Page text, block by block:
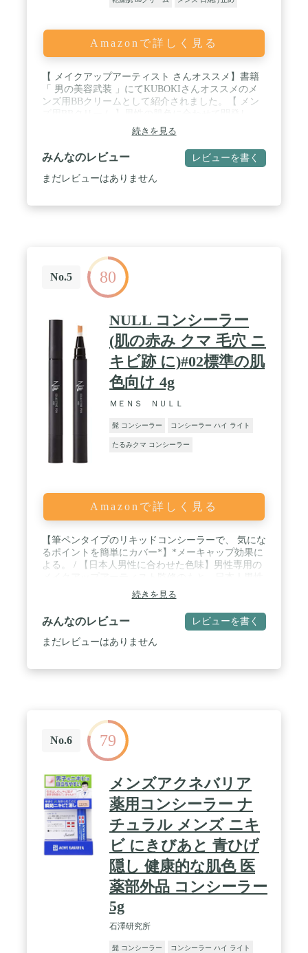
Amazonで詳しく見る
【 メイクアップアーティスト さんオススメ】書籍
「 男の美容武装 」にてKUBOKIさんオススメのメ
ンズ用BBクリームとして紹介されました。【 メン
た、「自然」にこだわった バレない BB Cream で
す。 メンズコスメ 初心者にも / 【こんな悩み
に！】"消えない" 青ひげ "をキレイに隠します。(メ
ーキャップ効果により隠します) スポット使いの
コンシーラー としてもご好評を頂いております。
エキス配合 】 NULL 独自の7種の オーガニック認証
済みエキスを配合。しっかり 保湿 し、お肌の悩み
をケアします。 / 【こんな時におすすめ】 スポーツ
( ゴルフ 野球 サッカー テニス など) デート ビジネ
ス ( 営業 会議 オンライン会議 ) 初めての メンズメ
イク などにもおすすめです！
続きを見る
みんなのレビュー レビューを書く
まだレビューはありません
No.5 80
NULL コンシーラー
(肌の赤み クマ 毛穴 ニ
キビ跡 に)#02標準の肌
色向け 4g
ＭＥＮＳ ＮＵＬＬ
髭 コンシーラー コンシーラー ハイ ライト
たるみクマ コンシーラー
Amazonで詳しく見る
【筆ペンタイプのリキッドコンシーラーで、 気にな
るポイントを簡単にカバー*】*メーキャップ効果に
よる。 / 【日本人男性に合わせた色味】男性専用の
に合うように作られています。#01は、やや明るめ
の肌色向け。#02は、標準の肌色向け。 / 【気にな
るポイントに使うからこそ "保湿成分"もたっぷりと
配合】肌の気になる悩みに使うからこそ、保湿成分
をたっぷりと配合しました。 / 【スマートなデザイ
くのお客様にご利用いただいております。富士経済
「化粧品マーケティング要覧2021」メンズ整肌料 ベ
ースメイク メーカーシェア。2018
続きを見る
みんなのレビュー レビューを書く
まだレビューはありません
No.6 79
メンズアクネバリア
薬用コンシーラー ナ
チュラル メンズ ニキ
ビ にきびあと 青ひげ
隠し 健康的な肌色 医
薬部外品 コンシーラー
5g
石澤研究所
髭 コンシーラー コンシーラー ハイ ライト